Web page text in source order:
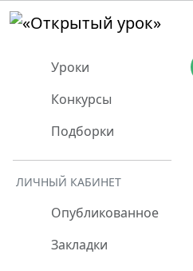
Уроки
Конкурсы
Подборки
ЛИЧНЫЙ КАБИНЕТ
Опубликованное
Закладки